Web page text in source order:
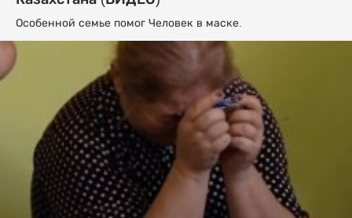
Особенной семье помог Человек в маске.